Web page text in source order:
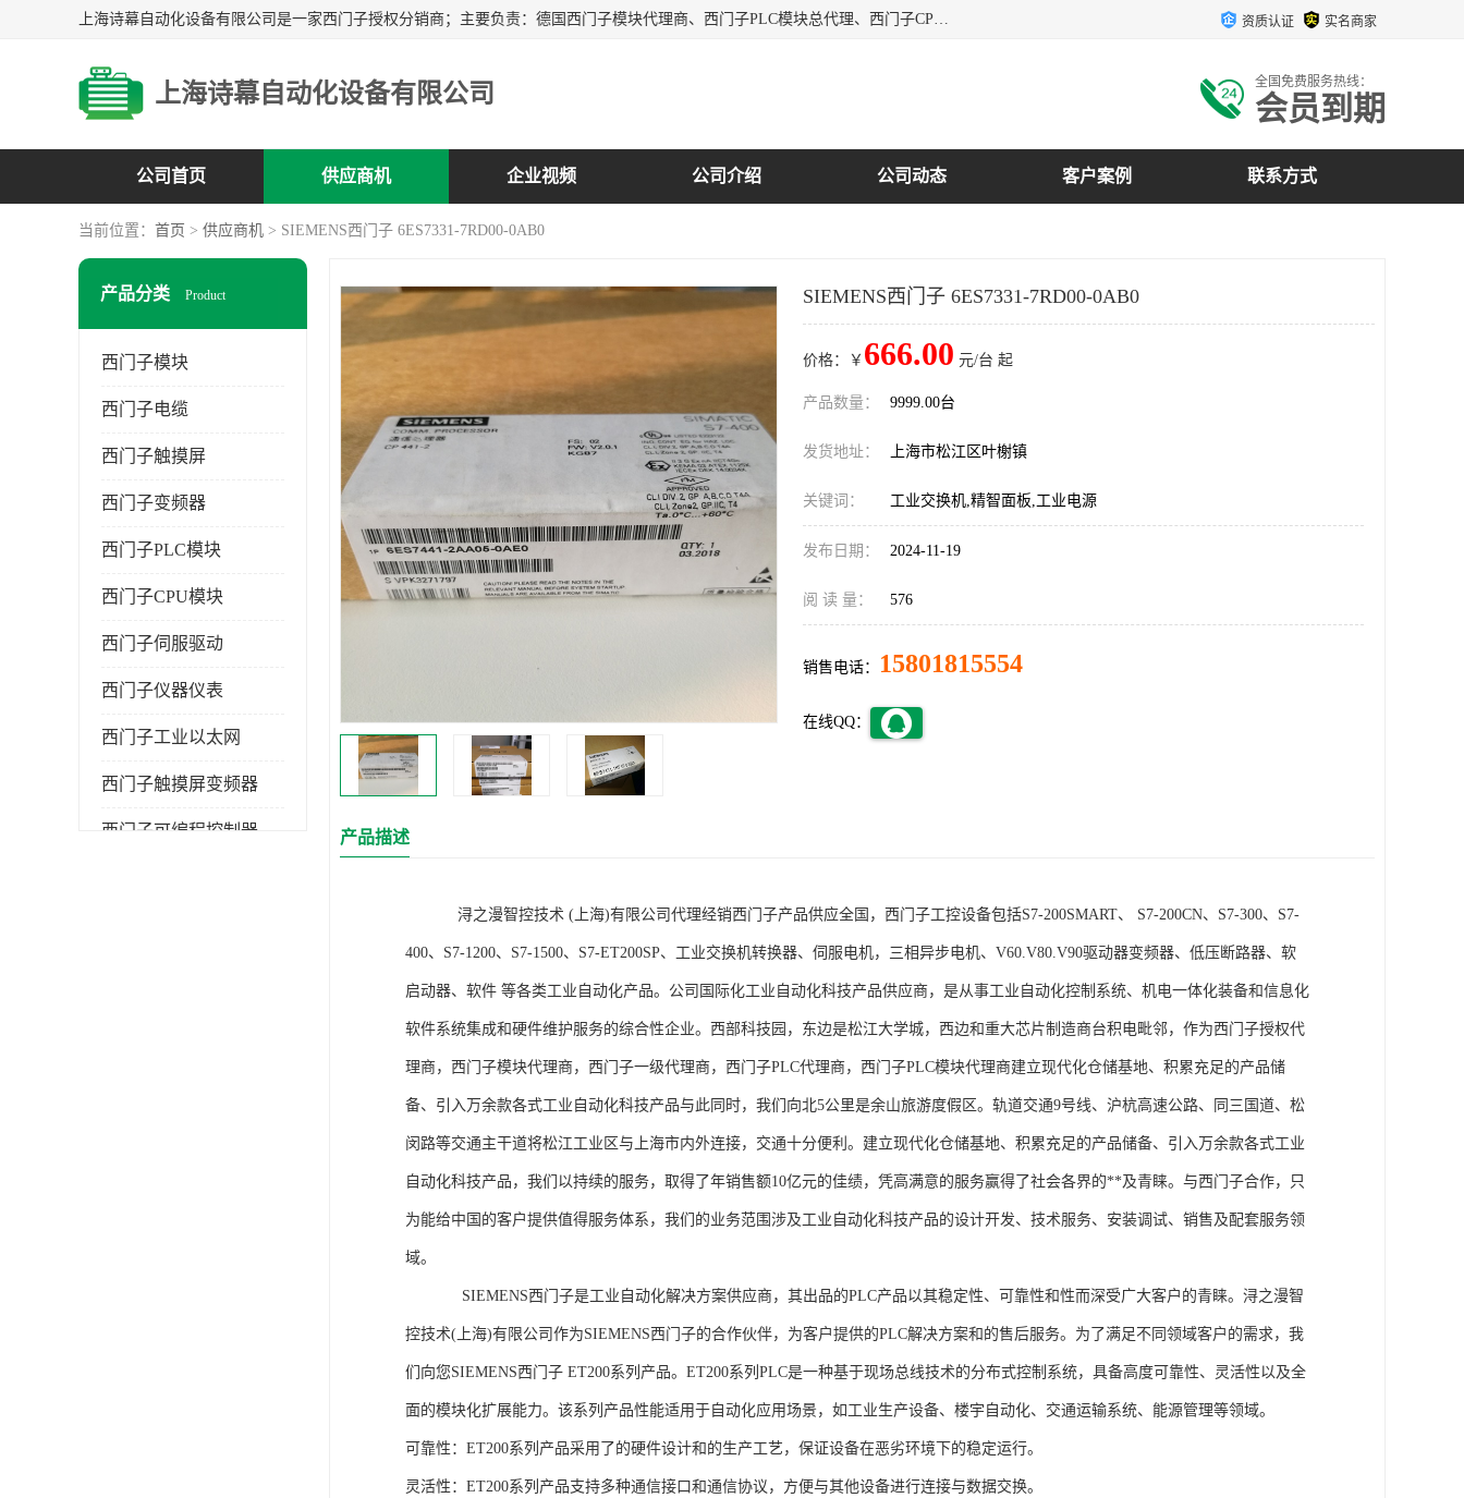
上海诗幕自动化设备有限公司是一家西门子授权分销商；主要负责：德国西门子模块代理商、西门子PLC模块总代理、西门子CPU模块代理商、西门子电缆代理、西门子触摸屏变频器总代理等专销售西门子各系列产品；实体公司，诚信经营，价格优势，品质保证，库存量大，供应！ 资质认证 实名商家
上海诗幕自动化设备有限公司 全国免费服务热线：
会员到期
公司首页 供应商机 企业视频 公司介绍 公司动态 客户案例 联系方式
当前位置： 首页 > 供应商机 > SIEMENS西门子 6ES7331-7RD00-0AB0
产品分类 Product
西门子模块
西门子电缆
西门子触摸屏
西门子变频器
西门子PLC模块
西门子CPU模块
西门子伺服驱动
西门子仪器仪表
西门子工业以太网
西门子触摸屏变频器
西门子可编程控制器
SIEMENS西门子 6ES7331-7RD00-0AB0
价格：￥ 666.00 元/台 起
产品数量： 9999.00台
发货地址： 上海市松江区叶榭镇
关键词： 工业交换机,精智面板,工业电源
发布日期： 2024-11-19
阅 读 量： 576
销售电话： 15801815554
在线QQ：
产品描述
浔之漫智控技术 (上海)有限公司代理经销西门子产品供应全国，西门子工控设备包括S7-200SMART、 S7-200CN、S7-300、S7-
400、S7-1200、S7-1500、S7-ET200SP、工业交换机转换器、伺服电机，三相异步电机、V60.V80.V90驱动器变频器、低压断路器、软
启动器、软件 等各类工业自动化产品。公司国际化工业自动化科技产品供应商，是从事工业自动化控制系统、机电一体化装备和信息化
软件系统集成和硬件维护服务的综合性企业。西部科技园，东边是松江大学城，西边和重大芯片制造商台积电毗邻，作为西门子授权代
理商，西门子模块代理商，西门子一级代理商，西门子PLC代理商，西门子PLC模块代理商建立现代化仓储基地、积累充足的产品储
备、引入万余款各式工业自动化科技产品与此同时，我们向北5公里是余山旅游度假区。轨道交通9号线、沪杭高速公路、同三国道、松
闵路等交通主干道将松江工业区与上海市内外连接，交通十分便利。建立现代化仓储基地、积累充足的产品储备、引入万余款各式工业
自动化科技产品，我们以持续的服务，取得了年销售额10亿元的佳绩，凭高满意的服务赢得了社会各界的**及青睐。与西门子合作，只
为能给中国的客户提供值得服务体系，我们的业务范围涉及工业自动化科技产品的设计开发、技术服务、安装调试、销售及配套服务领
域。
SIEMENS西门子是工业自动化解决方案供应商，其出品的PLC产品以其稳定性、可靠性和性而深受广大客户的青睐。浔之漫智
控技术(上海)有限公司作为SIEMENS西门子的合作伙伴，为客户提供的PLC解决方案和的售后服务。为了满足不同领域客户的需求，我
们向您SIEMENS西门子 ET200系列产品。ET200系列PLC是一种基于现场总线技术的分布式控制系统，具备高度可靠性、灵活性以及全
面的模块化扩展能力。该系列产品性能适用于自动化应用场景，如工业生产设备、楼宇自动化、交通运输系统、能源管理等领域。
可靠性：ET200系列产品采用了的硬件设计和的生产工艺，保证设备在恶劣环境下的稳定运行。
灵活性：ET200系列产品支持多种通信接口和通信协议，方便与其他设备进行连接与数据交换。